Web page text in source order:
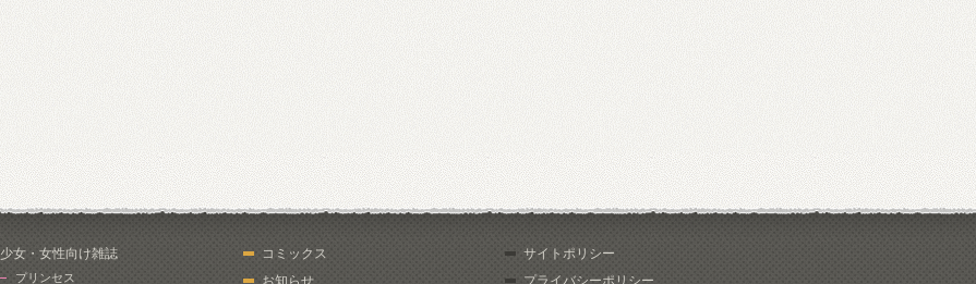
少女・女性向け雑誌
プリンセス
コミックス
お知らせ
サイトポリシー
プライバシーポリシー